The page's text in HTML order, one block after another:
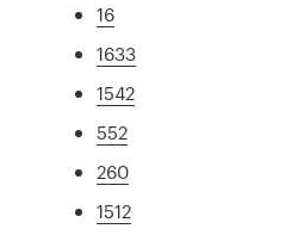
16
1633
1542
552
260
1512